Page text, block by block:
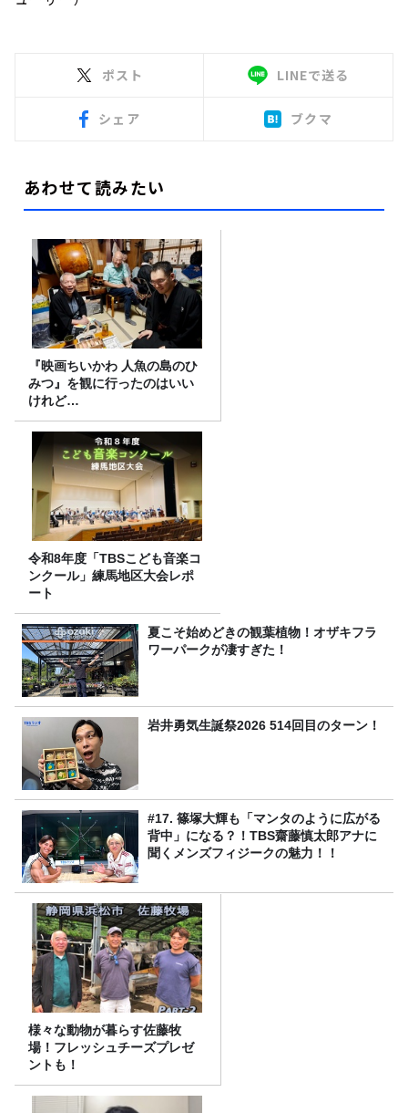
ポスト LINEで送る
シェア ブクマ
あわせて読みたい
『映画ちいかわ 人魚の島のひ
みつ』を観に行ったのはいい
けれど…
令和8年度「TBSこども音楽コ
ンクール」練馬地区大会レポ
ート
夏こそ始めどきの観葉植物！オザキフラ
ワーパークが凄すぎた！
岩井勇気生誕祭2026 514回目のターン！
#17. 篠塚大輝も「マンタのように広がる
背中」になる？！TBS齋藤慎太郎アナに
聞くメンズフィジークの魅力！！
様々な動物が暮らす佐藤牧
場！フレッシュチーズプレゼ
ントも！